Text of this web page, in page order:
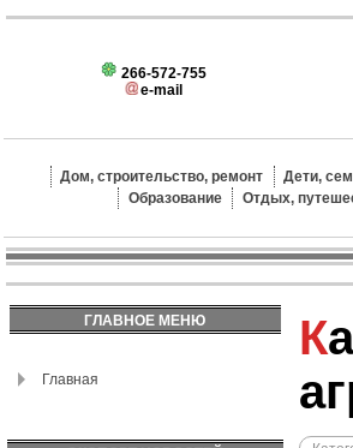
266-572-755
e-mail
Дом, строительство, ремонт Дети,
Образование
Отдых,
ГЛАВНОЕ МЕНЮ
Главная
Как справиться с